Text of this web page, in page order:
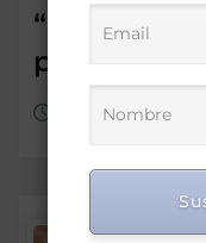
“leer
préstamo
Ago 5, 2026